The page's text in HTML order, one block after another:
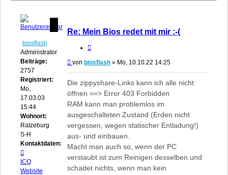
biosflash
Administrator
Beiträge:
2757
Registriert:
Mo,
17.03.03
15:44
Wohnort:
Ratzeburg,
S-H
Kontaktdaten:
von
biosflash
ICQ
Website
Re: Mein Bios redet mit mir :-(
Beitrag
von biosflash » Mo, 10.10.22 14:25
Die zippyshare-Links kann ich alle nicht
öffnen ==> Error 403 Forbidden
RAM kann man problemlos im
ausgeschalteten Zustand (Erden nicht
vergessen, wegen statischer Entladung!)
aus- und einbauen.
Macht man auch so, wenn der PC
verstaubt ist zum Reinigen desselben und
schadet nichts, wenn man kein